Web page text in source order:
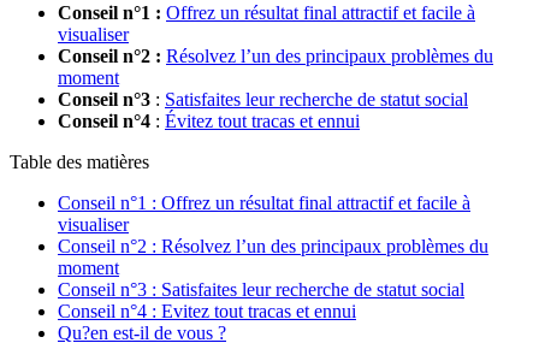
Conseil n°1 : Offrez un résultat final attractif et facile à
visualiser
Conseil n°2 : Résolvez l’un des principaux problèmes du
moment
Conseil n°3 : Satisfaites leur recherche de statut social
Conseil n°4 : Évitez tout tracas et ennui
Table des matières
Conseil n°1 : Offrez un résultat final attractif et facile à
visualiser
Conseil n°2 : Résolvez l’un des principaux problèmes du
moment
Conseil n°3 : Satisfaites leur recherche de statut social
Conseil n°4 : Evitez tout tracas et ennui
Qu?en est-il de vous ?